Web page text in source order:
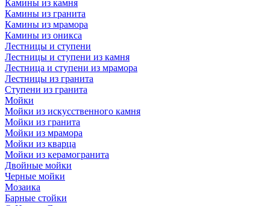
Камины из камня
Камины из гранита
Камины из мрамора
Камины из оникса
Лестницы и ступени
Лестницы и ступени из камня
Лестница и ступени из мрамора
Лестницы из гранита
Ступени из гранита
Мойки
Мойки из искусственного камня
Мойки из гранита
Мойки из мрамора
Мойки из кварца
Мойки из керамогранита
Двойные мойки
Черные мойки
Мозаика
Барные стойки